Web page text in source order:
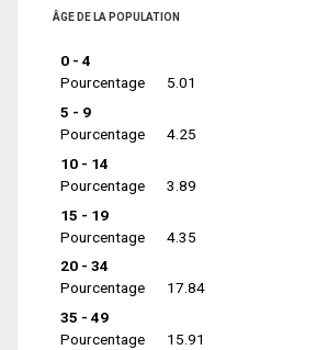
ÂGE DE LA POPULATION
0 - 4
Pourcentage
5.01
5 - 9
Pourcentage
4.25
10 - 14
Pourcentage
3.89
15 - 19
Pourcentage
4.35
20 - 34
Pourcentage
17.84
35 - 49
Pourcentage
15.91